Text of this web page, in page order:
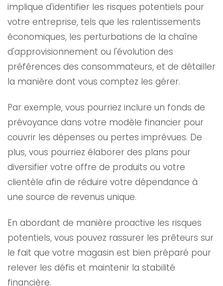
implique d'identifier les risques potentiels pour
votre entreprise, tels que les ralentissements
économiques, les perturbations de la chaîne
d'approvisionnement ou l'évolution des
préférences des consommateurs, et de détailler
la manière dont vous comptez les gérer.
Par exemple, vous pourriez inclure un fonds de
prévoyance dans votre modèle financier pour
couvrir les dépenses ou pertes imprévues. De
plus, vous pourriez élaborer des plans pour
diversifier votre offre de produits ou votre
clientèle afin de réduire votre dépendance à
une source de revenus unique.
En abordant de manière proactive les risques
potentiels, vous pouvez rassurer les prêteurs sur
le fait que votre magasin est bien préparé pour
relever les défis et maintenir la stabilité
financière.